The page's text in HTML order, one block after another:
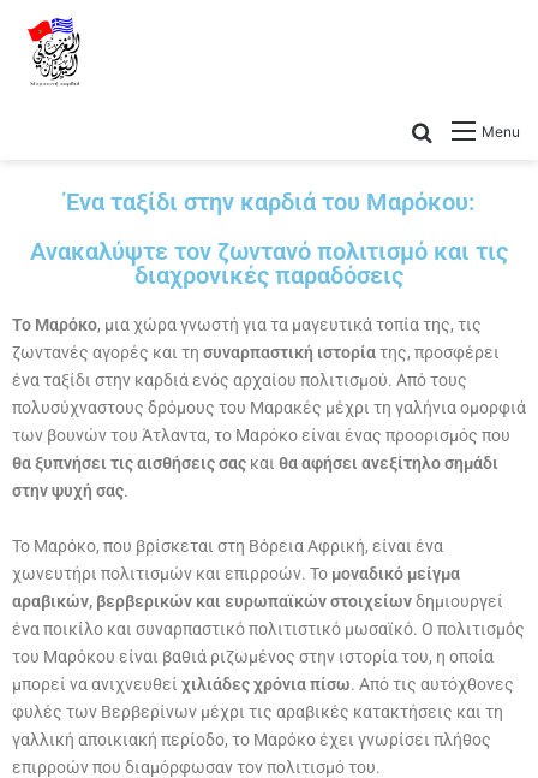
Menu
Ένα ταξίδι στην καρδιά του Μαρόκου:
Ανακαλύψτε τον ζωντανό πολιτισμό και τις
διαχρονικές παραδόσεις
Το Μαρόκο, μια χώρα γνωστή για τα μαγευτικά τοπία της, τις
ζωντανές αγορές και τη συναρπαστική ιστορίατης, προσφέρει
ένα ταξίδι στην καρδιά ενός αρχαίου πολιτισμού. Από τους
πολυσύχναστους δρόμους του Μαρακές μέχρι τη γαλήνια ομορφιά
των βουνών του Άτλαντα, το Μαρόκο είναι ένας προορισμός που
θα ξυπνήσει τις αισθήσεις σας και θα αφήσει ανεξίτηλο σημάδι
στην ψυχή σας.
Το Μαρόκο, που βρίσκεται στη Βόρεια Αφρική, είναι ένα
χωνευτήρι πολιτισμών και επιρροών. Το μοναδικό μείγμα
αραβικών, βερβερικών και ευρωπαϊκών στοιχείωνδημιουργεί
ένα ποικίλο και συναρπαστικό πολιτιστικό μωσαϊκό. Ο πολιτισμός
του Μαρόκου είναι βαθιά ριζωμένος στην ιστορία του, η οποία
μπορεί να ανιχνευθεί χιλιάδες χρόνια πίσω. Από τις αυτόχθονες
φυλές των Βερβερίνων μέχρι τις αραβικές κατακτήσεις και τη
γαλλική αποικιακή περίοδο, το Μαρόκο έχει γνωρίσει πλήθος
επιρροών που διαμόρφωσαν τον πολιτισμό του.